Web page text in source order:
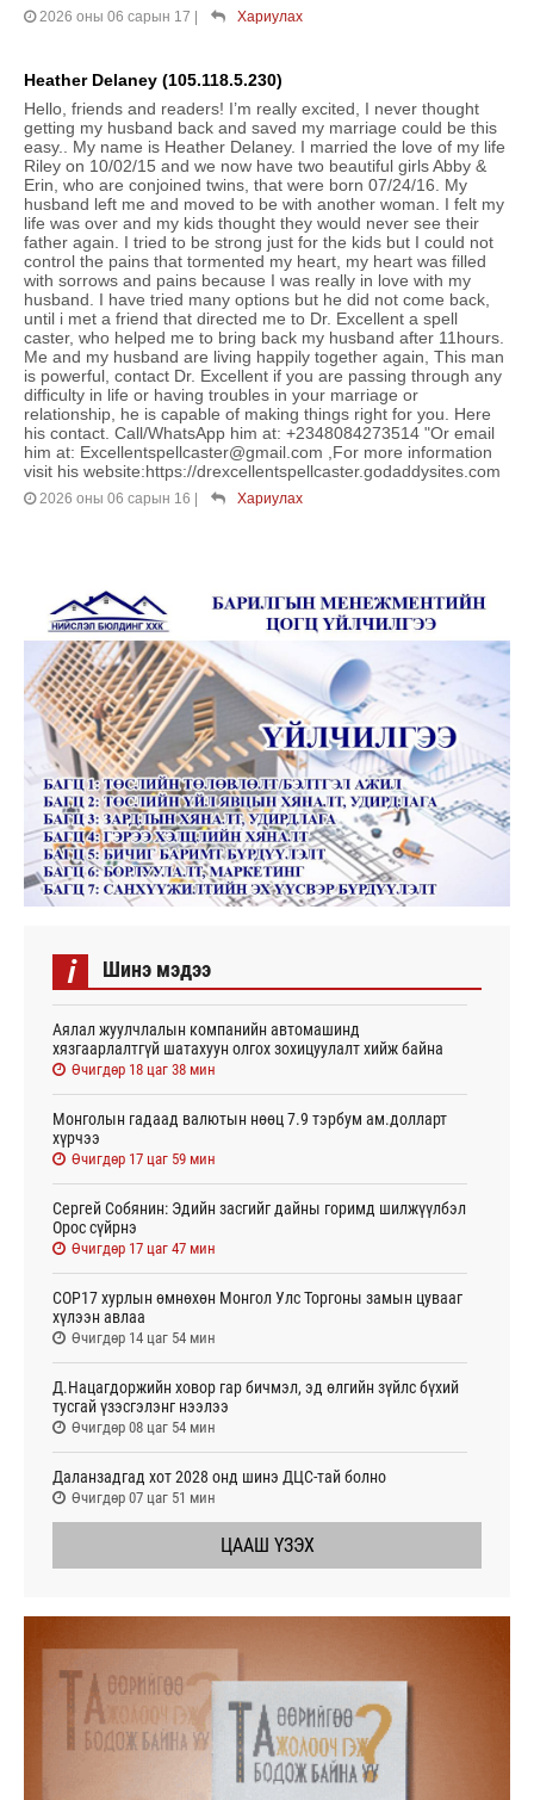
2026 оны 06 сарын 17 | Хариулах
Heather Delaney (105.118.5.230)
Hello, friends and readers! I’m really excited, I never thought
getting my husband back and saved my marriage could be this
easy.. My name is Heather Delaney. I married the love of my life
Riley on 10/02/15 and we now have two beautiful girls Abby &
Erin, who are conjoined twins, that were born 07/24/16. My
husband left me and moved to be with another woman. I felt my
life was over and my kids thought they would never see their
father again. I tried to be strong just for the kids but I could not
control the pains that tormented my heart, my heart was filled
with sorrows and pains because I was really in love with my
husband. I have tried many options but he did not come back,
until i met a friend that directed me to Dr. Excellent a spell
caster, who helped me to bring back my husband after 11hours.
Me and my husband are living happily together again, This man
is powerful, contact Dr. Excellent if you are passing through any
difficulty in life or having troubles in your marriage or
relationship, he is capable of making things right for you. Here
his contact. Call/WhatsApp him at: +2348084273514 "Or email
him at: Excellentspellcaster@gmail.com ,For more information
visit his website:https://drexcellentspellcaster.godaddysites.com
2026 оны 06 сарын 16 | Хариулах
i Шинэ мэдээ
Аялал жуулчлалын компанийн автомашинд
хязгаарлалтгүй шатахуун олгох зохицуулалт хийж байна
Өчигдөр 18 цаг 38 мин
Монголын гадаад валютын нөөц 7.9 тэрбум ам.долларт
хүрчээ
Өчигдөр 17 цаг 59 мин
Сергей Собянин: Эдийн засгийг дайны горимд шилжүүлбэл
Орос сүйрнэ
Өчигдөр 17 цаг 47 мин
COP17 хурлын өмнөхөн Монгол Улс Торгоны замын цувааг
хүлээн авлаа
Өчигдөр 14 цаг 54 мин
Д.Нацагдоржийн ховор гар бичмэл, эд өлгийн зүйлс бүхий
тусгай үзэсгэлэнг нээлээ
Өчигдөр 08 цаг 54 мин
Даланзадгад хот 2028 онд шинэ ДЦС-тай болно
Өчигдөр 07 цаг 51 мин
ЦААШ ҮЗЭХ